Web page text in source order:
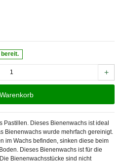
+
Warenkorb
Pastillen. Dieses Bienenwachs ist ideal
Bienenwachs wurde mehrfach gereinigt.
im Wachs befinden, sinken diese beim
Dieses Bienenwachs ist für die
Bienenwachsstücke sind nicht